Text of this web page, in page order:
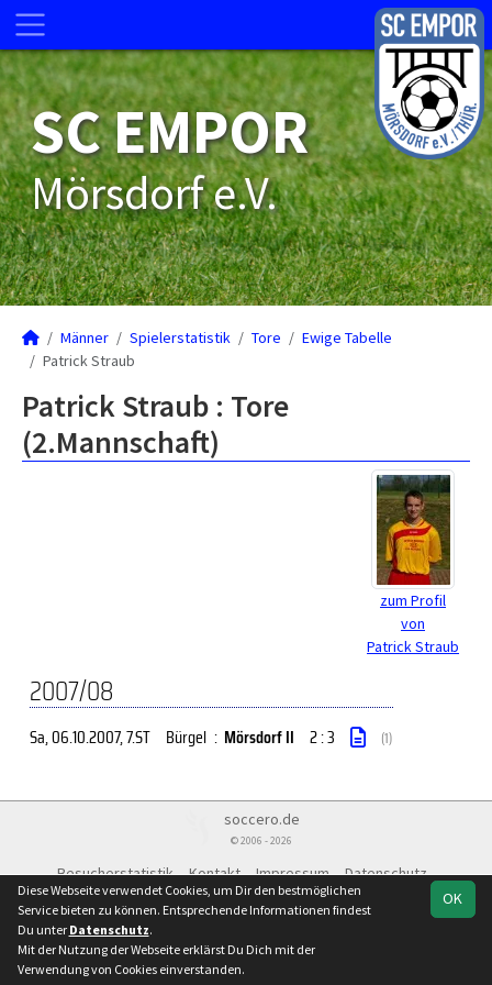
SC EMPOR
Mörsdorf e.V.
Männer Spielerstatistik Tore
Ewige Tabelle
Patrick Straub
Patrick Straub : Tore
(2.Mannschaft)
zum Profil
von
Patrick Straub
2007/08
Sa, 06.10.2007, 7.ST Bürgel : Mörsdorf II 2 : 3 (1)
soccero.de
© 2006 - 2026
Besucherstatistik Kontakt Impressum
Datenschutz
OK
Diese Webseite verwendet Cookies, um Dir den bestmöglichen
Service bieten zu können. Entsprechende Informationen findest
Du unter Datenschutz.
Mit der Nutzung der Webseite erklärst Du Dich mit der
Verwendung von Cookies einverstanden.